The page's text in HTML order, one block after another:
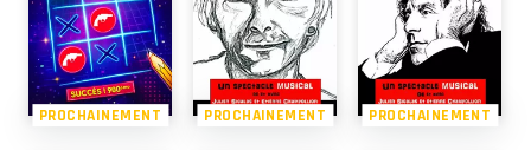
PROCHAINEMENT PROCHAINEMENT PROCHAINEMENT